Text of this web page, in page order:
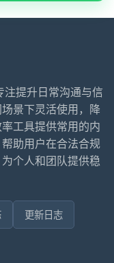
提升日常沟通与信
景下灵活使用，降
工具提供常用的内
助用户在合法合规
个人和团队提供稳
更新日志